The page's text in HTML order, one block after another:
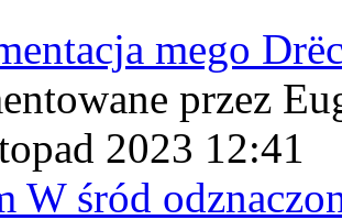
mego
przez
2023 12:41
W śród